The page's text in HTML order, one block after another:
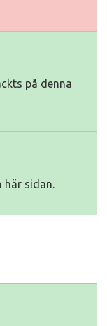
på denna
här sidan.